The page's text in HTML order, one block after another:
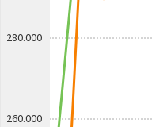
260.000
280.000